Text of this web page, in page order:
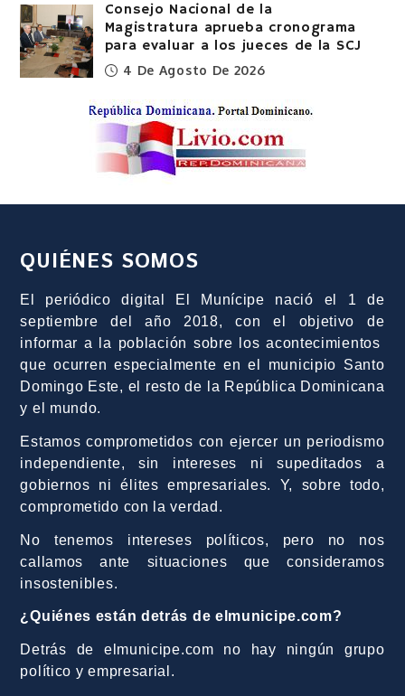
Consejo Nacional de la
Magistratura aprueba cronograma
para evaluar a los jueces de la SCJ
4 De Agosto De 2026
QUIÉNES SOMOS
El periódico digital El Munícipe nació el 1 de
septiembre del año 2018, con el objetivo de
informar a la población sobre los acontecimientos
que ocurren especialmente en el municipio Santo
Domingo Este, el resto de la República Dominicana
y el mundo.
Estamos comprometidos con ejercer un periodismo
independiente, sin intereses ni supeditados a
gobiernos ni élites empresariales. Y, sobre todo,
comprometido con la verdad.
No tenemos intereses políticos, pero no nos
callamos ante situaciones que consideramos
insostenibles.
¿Quiénes están detrás de elmunicipe.com?
Detrás de elmunicipe.com no hay ningún grupo
político y empresarial.